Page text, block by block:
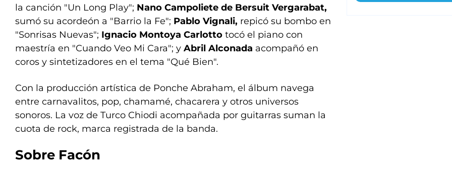
la canción "Un Long Play"; Nano Campoliete de Bersuit Vergarabat,
sumó su acordeón a "Barrio la Fe"; Pablo Vignali, repicó su bombo en
"Sonrisas Nuevas"; Ignacio Montoya Carlotto tocó el piano con
maestría en "Cuando Veo Mi Cara"; y Abril Alconada acompañó en
coros y sintetizadores en el tema "Qué Bien".
Con la producción artística de Ponche Abraham, el álbum navega
entre carnavalitos, pop, chamamé, chacarera y otros universos
sonoros. La voz de Turco Chiodi acompañada por guitarras suman la
cuota de rock, marca registrada de la banda.
Sobre Facón